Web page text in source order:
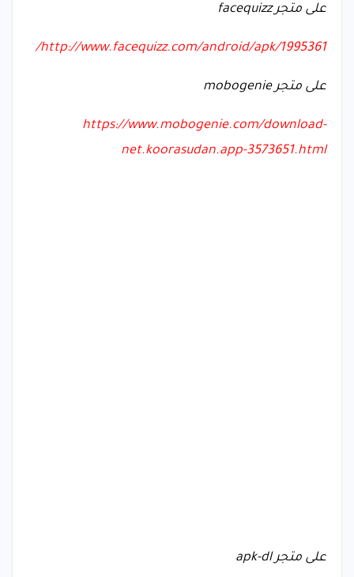
على متجرfacequizz
http://www.facequizz.com/android/apk/1995361/
على متجرmobogenie
https://www.mobogenie.com/download-
net.koorasudan.app-3573651.html
على متجرapk-dl